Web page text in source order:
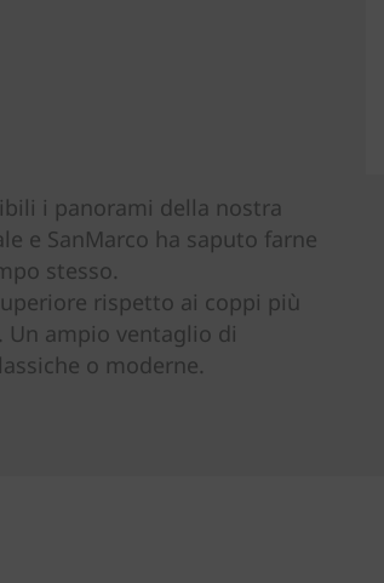
i panorami della nostra
e SanMarco ha saputo farne
stesso.
rispetto ai coppi più
ampio ventaglio di
o moderne.